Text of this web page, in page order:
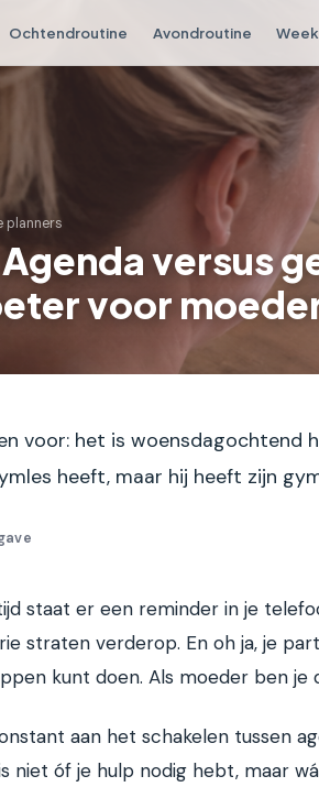
Ochtendroutine Avondroutine
planners
versus
voor
voor: het is woensdagochtend
heeft, maar hij heeft zijn
staat er een reminder in je
straten verderop. En oh ja, je
kunt doen. Als moeder ben je
aan het schakelen tussen
niet óf je hulp nodig hebt, maar